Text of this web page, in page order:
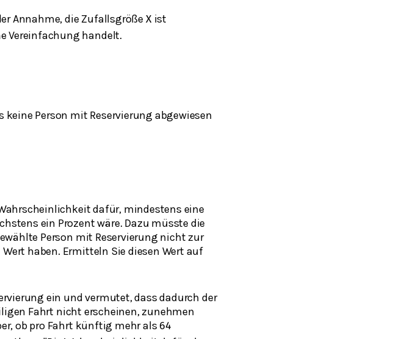
Annahme, die Zufallsgröße Xist
Vereinfachung handelt.
Person mit Reservierung abgewiesen
dafür, mindestens eine
ein Prozent wäre. Dazu müsste die
Person mit Reservierung nicht zur
haben. Ermitteln Sie diesen Wert auf
ein und vermutet, dass dadurch der
Fahrt nicht erscheinen, zunehmen
ob pro Fahrt künftig mehr als 64